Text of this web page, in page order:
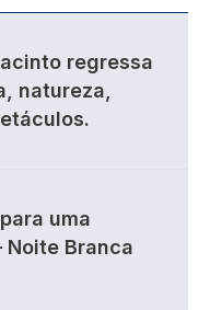
regressa
natureza,
uma
Branca